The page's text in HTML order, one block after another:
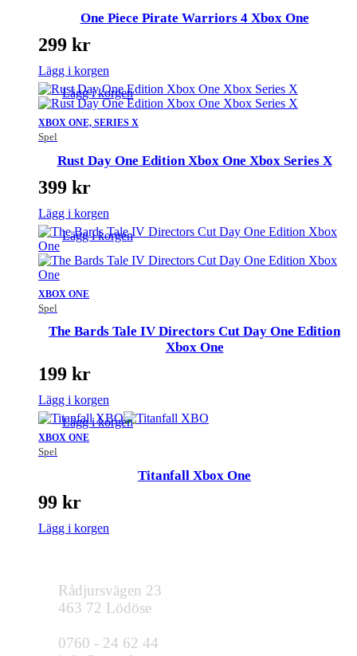
One Piece Pirate Warriors 4 Xbox One
299 kr
Lägg i korgen
XBOX ONE, SERIES X
Spel
Lägg i korgen
Rust Day One Edition Xbox One Xbox Series X
399 kr
Lägg i korgen
XBOX ONE
Spel
Lägg i korgen
The Bards Tale IV Directors Cut Day One Edition
Xbox One
199 kr
Lägg i korgen
XBOX ONE
Spel
Lägg i korgen
Titanfall Xbox One
99 kr
Lägg i korgen
Rådjursvägen 23
463 72 Lödöse
0760 - 24 62 44